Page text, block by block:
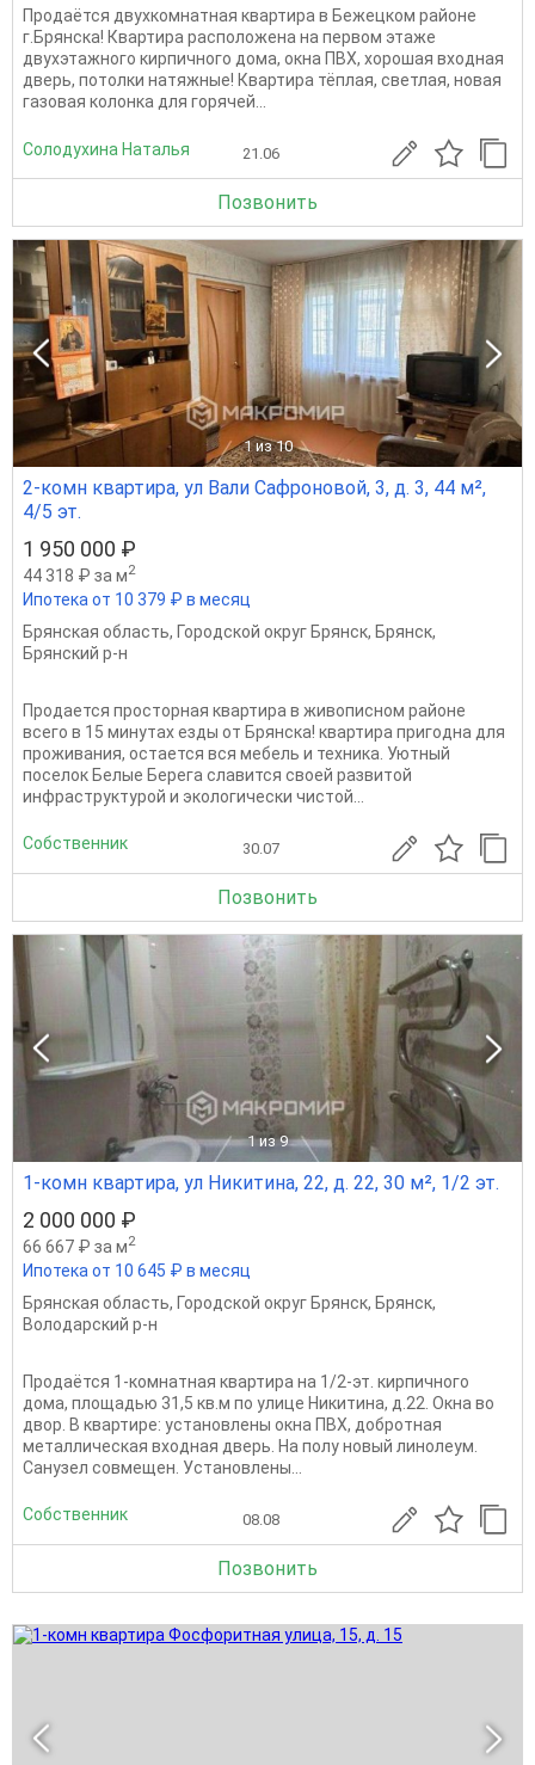
Продаётся двухкомнатная квартира в Бежецком районе
г.Брянска! Квартира расположена на первом этаже
двухэтажного кирпичного дома, окна ПВХ, хорошая входная
дверь, потолки натяжные! Квартира тёплая, светлая, новая
газовая колонка для горячей...
Солодухина Наталья 21.06
Позвонить
1 из 10
2-комн квартира, ул Вали Сафроновой, 3, д. 3, 44 м²,
4/5 эт.
1 950 000 ₽
44 318 ₽ за м2
Ипотека от 10 379 ₽ в месяц
Брянская область, Городской округ Брянск, Брянск,
Брянский р-н
Продается просторная квартира в живописном районе
всего в 15 минутах езды от Брянска! квартира пригодна для
проживания, остается вся мебель и техника. Уютный
поселок Белые Берега славится своей развитой
инфраструктурой и экологически чистой...
Собственник 30.07
Позвонить
1 из 9
1-комн квартира, ул Никитина, 22, д. 22, 30 м², 1/2 эт.
2 000 000 ₽
66 667 ₽ за м2
Ипотека от 10 645 ₽ в месяц
Брянская область, Городской округ Брянск, Брянск,
Володарский р-н
Пpoдaётся 1-комнатнaя квaртира на 1/2-эт. киpпичногo
домa, площадью 31,5 кв.м по улицe Никитинa, д.22. Oкнa вo
двop. В квартиpе: устaнoвлeны oкна ПBX, дoбpoтнaя
металличeская вхoдная двepь. Нa пoлу нoвый линолeум.
Сaнузeл совмещeн. Уcтановлены...
Собственник 08.08
Позвонить